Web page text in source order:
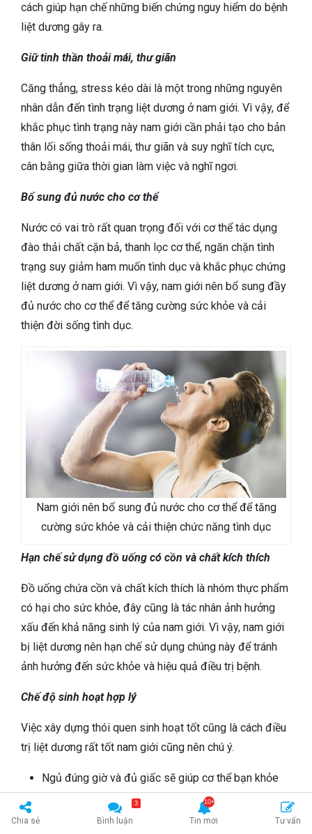
cách giúp hạn chế những biến chứng nguy hiểm do bệnh
liệt dương gây ra.
Giữ tinh thần thoải mái, thư giãn
Căng thẳng, stress kéo dài là một trong những nguyên
nhân dẫn đến tình trạng liệt dương ở nam giới. Vì vậy, để
khắc phục tình trạng này nam giới cần phải tạo cho bản
thân lối sống thoải mái, thư giãn và suy nghĩ tích cực,
cân bằng giữa thời gian làm việc và nghĩ ngơi.
Bổ sung đủ nước cho cơ thể
Nước có vai trò rất quan trọng đối với cơ thể tác dụng
đào thải chất cặn bả, thanh lọc cơ thể, ngăn chặn tình
trạng suy giảm ham muốn tình dục và khắc phục chứng
liệt dương ở nam giới. Vì vậy, nam giới nên bổ sung đầy
đủ nước cho cơ thể để tăng cường sức khỏe và cải
thiện đời sống tình dục.
Nam giới nên bổ sung đủ nước cho cơ thể để tăng
cường sức khỏe và cải thiện chức năng tình dục
Hạn chế sử dụng đồ uống có cồn và chất kích thích
Đồ uống chứa cồn và chất kích thích là nhóm thực phẩm
có hại cho sức khỏe, đây cũng là tác nhân ảnh hưởng
xấu đến khả năng sinh lý của nam giới. Vì vậy, nam giới
bị liệt dương nên hạn chế sử dụng chúng này để tránh
ảnh hưởng đến sức khỏe và hiệu quả điều trị bệnh.
Chế độ sinh hoạt hợp lý
Việc xây dựng thói quen sinh hoạt tốt cũng là cách điều
trị liệt dương rất tốt nam giới cũng nên chú ý.
Ngủ đúng giờ và đủ giấc sẽ giúp cơ thể bạn khỏe
mạnh, hạn chế thức khuya quá 23 giờ.
Tăng cường luyện tập thể dục thể thao giúp cơ thể
Chia sẻ Bình luận
3
Tin mới Tư vấn